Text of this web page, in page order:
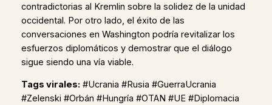
contradictorias al Kremlin sobre la solidez de la unidad
occidental. Por otro lado, el éxito de las
conversaciones en Washington podría revitalizar los
esfuerzos diplomáticos y demostrar que el diálogo
sigue siendo una vía viable.
Tags virales: #Ucrania #Rusia #GuerraUcrania
#Zelenski #Orbán #Hungría #OTAN #UE #Diplomacia